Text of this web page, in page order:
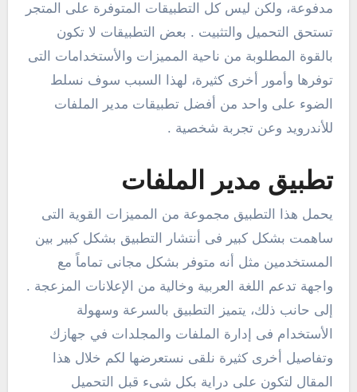
مدفوعة، ولكن ليس كل التطبيقات المتوفرة على المتجر
تستحق التحميل والتثبيت . بعض التطبيقات لا تكون
بالقوة المطلوبة من ناحية المميزات والأستخدامات التى
توفرها وأمور أخرى كثيرة، لهذا السبب سوف نسلط
الضوء على واحد من أفضل تطبيقات مدير الملفات
للأندرويد وعن تجربة شخصية .
تطبيق مدير الملفات
يحمل هذا التطبيق مجموعة من المميزات القوية التى
ساهمت بشكل كبير فى أنتشار التطبيق بشكل كبير بين
المستخدمين مثل أنه متوفر بشكل مجانى تماماً مع
واجهة تدعم اللغة العربية وخالية من الإعلانات المزعجة .
إلى حانب ذلك، يتميز التطبيق بالسرعة وسهولة
الأستخدام فى إدارة الملفات والمجلدات في جهازك
وتفاصيل أخرى كثيرة نلقى نستعرضها لكم خلال هذا
المقال لتكون على دراية بكل شىء قبل التحميل